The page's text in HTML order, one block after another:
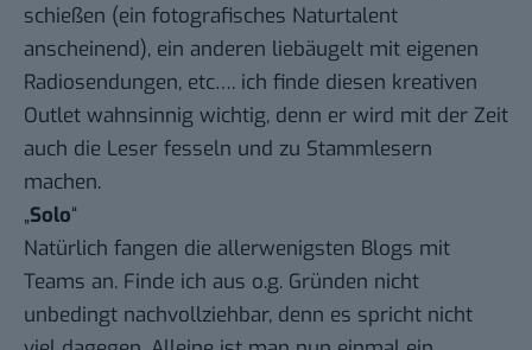
schießen (ein fotografisches Naturtalent
anscheinend), ein anderen liebäugelt mit eigenen
Radiosendungen, etc…. ich finde diesen kreativen
Outlet wahnsinnig wichtig, denn er wird mit der Zeit
auch die Leser fesseln und zu Stammlesern
machen.
„Solo“
Natürlich fangen die allerwenigsten Blogs mit
Teams an. Finde ich aus o.g. Gründen nicht
unbedingt nachvollziehbar, denn es spricht nicht